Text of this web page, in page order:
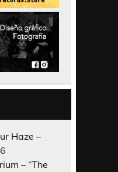
Haze –
– “The